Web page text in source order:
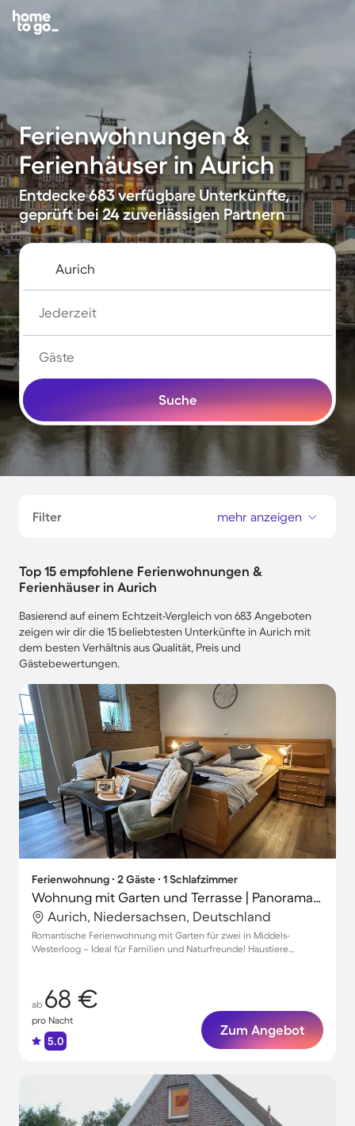
Ferienwohnungen &
Ferienhäuser in Aurich
Entdecke 683 verfügbare Unterkünfte,
geprüft bei 24 zuverlässigen Partnern
Jederzeit
Gäste
Suche
Filter mehr anzeigen
Top 15 empfohlene Ferienwohnungen &
Ferienhäuser in Aurich
Basierend auf einem Echtzeit-Vergleich von 683 Angeboten
zeigen wir dir die 15 beliebtesten Unterkünfte in Aurich mit
dem besten Verhältnis aus Qualität, Preis und
Gästebewertungen.
Ferienwohnung ∙ 2 Gäste ∙ 1 Schlafzimmer
Wohnung mit Garten und Terrasse | Panoramablick
Aurich, Niedersachsen, Deutschland
Romantische Ferienwohnung mit Garten für zwei in Middels-
Westerloog – Ideal für Familien und Naturfreunde! Haustiere
ab 68 €
pro Nacht
5.0
Zum Angebot